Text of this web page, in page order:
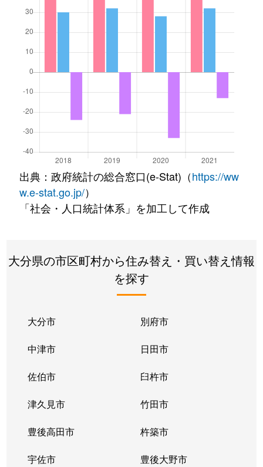
出典：政府統計の総合窓口(e-Stat)（https://ww
w.e-stat.go.jp/）
「社会・人口統計体系」を加工して作成
大分県の市区町村から住み替え・買い替え情報
を探す
大分市 別府市
中津市 日田市
佐伯市 臼杵市
津久見市 竹田市
豊後高田市 杵築市
宇佐市 豊後大野市